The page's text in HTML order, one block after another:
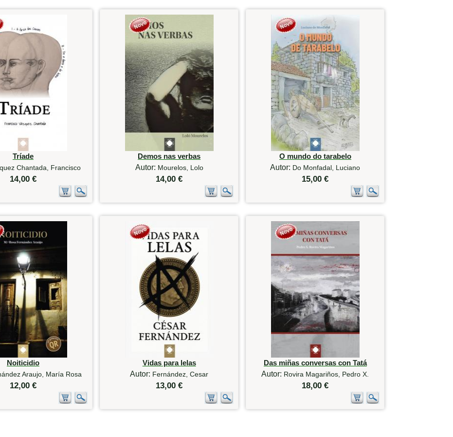
Tríade
Chantada, Francisco
14,00 €
Demos nas verbas
Autor: Mourelos, Lolo
14,00 €
O mundo do tarabelo
Autor: Do Monfadal, Luciano
15,00 €
Noiticidio
Araujo, María Rosa
12,00 €
Vidas para lelas
Autor: Fernández, Cesar
13,00 €
Das miñas conversas con Tatá
Autor: Rovira Magariños, Pedro X.
18,00 €